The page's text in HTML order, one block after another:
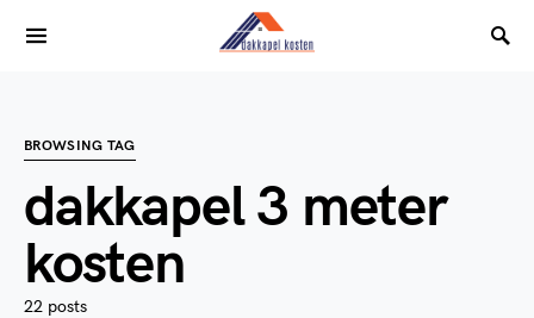
BROWSING TAG
dakkapel 3 meter
kosten
22 posts